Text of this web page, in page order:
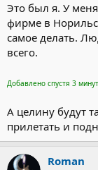
Так это из-за
,он же
образование в
целену где
Это был я. У
фирме в
самое делать.
всего.
Добавлено спустя 3
А целину будут
прилетать и
Roman